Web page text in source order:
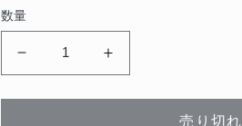
格
数量
CROW
パ
OLD
CROW
パ
売り切れ